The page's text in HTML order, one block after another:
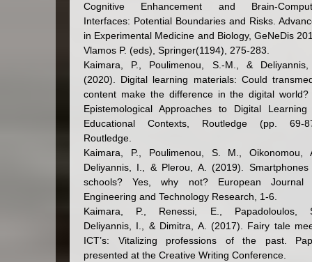
Cognitive Enhancement and Brain-
Interfaces: Potential Boundaries and Risks.
in Experimental Medicine and Biology, GeNeDis
Vlamos P. (eds), Springer(1194), 275-283.
Kaimara, P., Poulimenou, S.-M., &
(2020). Digital learning materials: Could
content make the difference in the digital world?
Epistemological Approaches to Digital
Educational Contexts, Routledge (pp. 69-
Routledge.
Kaimara, P., Poulimenou, S. M., Oikonomou,
Deliyannis, I., & Plerou, A. (2019). Smartphones
schools? Yes, why not? European Journal
Engineering and Technology Research, 1-6.
Kaimara, P., Renessi, E., Papadoloulos,
Deliyannis, I., & Dimitra, A. (2017). Fairy tale
ICT’s: Vitalizing professions of the past.
presented at the Creative Writing Conference.